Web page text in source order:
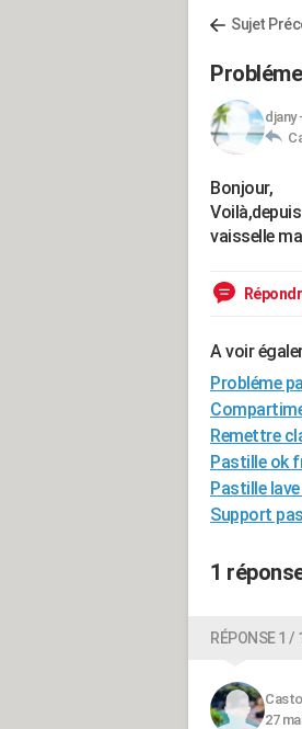
Sujet
djany-
Bonjour,
vaisselle
A voir
Probléme
Remettre
Pastille ok
Pastille
Support
1
RÉPONSE 1 / 1
27